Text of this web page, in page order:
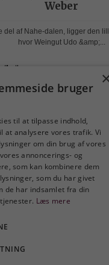
Weber
del af Nahe-dalen, ligger den
hvor Weingut Udo &amp;...
v/1 stk.
v/3 stk. SPAR
LÆS MERE
check_circle På lager. levering 1-3 dage
bruger
til at tilpasse indhold,
at analysere vores trafik. Vi
om din brug af vores
annoncerings- og
som kan kombinere dem
som du har givet
de har indsamlet fra din
Læs mere